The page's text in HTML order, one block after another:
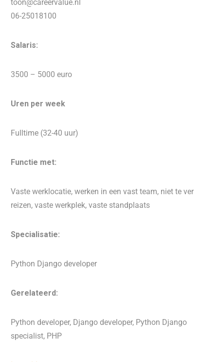
toon@careervalue.nl
06-25018100
Salaris:
3500 – 5000 euro
Uren per week
Fulltime (32-40 uur)
Functie met:
Vaste werklocatie, werken in een vast team, niet te ver
reizen, vaste werkplek, vaste standplaats
Specialisatie:
Python Django developer
Gerelateerd:
Python developer, Django developer, Python Django
specialist, PHP